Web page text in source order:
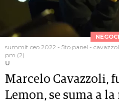
summit ceo 2022 - 5to panel -
pm (2)
U
Marcelo Cavazzoli,
Lemon, se suma a la